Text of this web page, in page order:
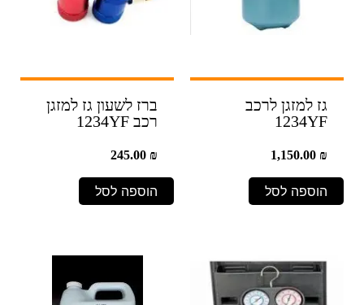
גז למזגן לרכב
1234YF
1,150.00₪
הוספה לסל
ברז לשעון גז למזגן
רכב 1234YF
245.00₪
הוספה לסל